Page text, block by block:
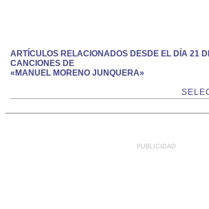
ARTÍCULOS RELACIONADOS DESDE EL DÍA 21
CANCIONES DE
«MANUEL MORENO JUNQUERA»
PUBLICIDAD